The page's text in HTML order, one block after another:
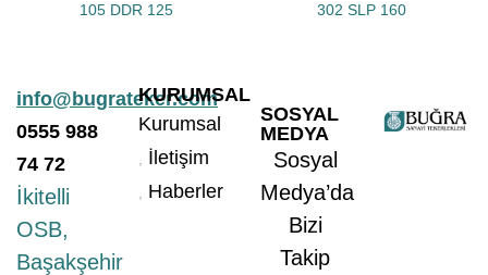
105 DDR 125 302 SLP 160
info@bugrateker.com
0555 988
74 72
İkitelli
OSB,
Başakşehir
KURUMSAL
Kurumsal
İletişim
Haberler
SOSYAL
MEDYA
Sosyal
Medya’da
Bizi
Takip